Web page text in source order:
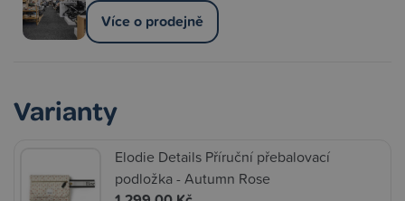
Více o prodejně
Varianty
Elodie Details Příruční přebalovací
podložka - Autumn Rose